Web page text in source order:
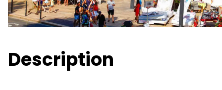
Description